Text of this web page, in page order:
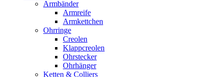
Armbänder
Armreife
Armkettchen
Ohrringe
Creolen
Klappcreolen
Ohrstecker
Ohrhänger
Ketten & Colliers